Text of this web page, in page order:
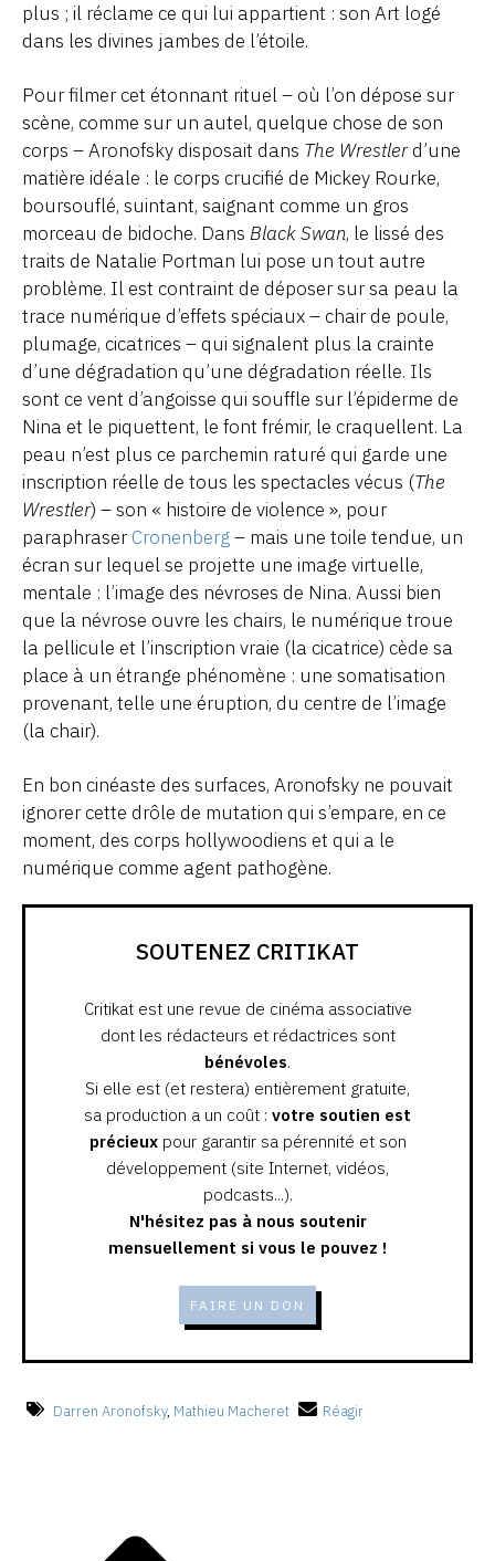
plus ; il réclame ce qui lui appartient : son Art logé
dans les divines jambes de l’étoile.
Pour filmer cet étonnant rituel – où l’on dépose sur
scène, comme sur un autel, quelque chose de son
corps – Aronofsky disposait dans The Wrestlerd’une
matière idéale : le corps crucifié de Mickey Rourke,
boursouflé, suintant, saignant comme un gros
morceau de bidoche. Dans Black Swan, le lissé des
traits de Natalie Portman lui pose un tout autre
problème. Il est contraint de déposer sur sa peau la
trace numérique d’effets spéciaux – chair de poule,
plumage, cicatrices – qui signalent plus la crainte
d’une dégradation qu’une dégradation réelle. Ils
sont ce vent d’angoisse qui souffle sur l’épiderme de
Nina et le piquettent, le font frémir, le craquellent. La
peau n’est plus ce parchemin raturé qui garde une
inscription réelle de tous les spectacles vécus (The
Wrestler) – son « histoire de violence », pour
paraphraserCronenberg– mais une toile tendue, un
écran sur lequel se projette une image virtuelle,
mentale : l’image des névroses de Nina. Aussi bien
que la névrose ouvre les chairs, le numérique troue
la pellicule et l’inscription vraie (la cicatrice) cède sa
place à un étrange phénomène : une somatisation
provenant, telle une éruption, du centre de l’image
(la chair).
En bon cinéaste des surfaces, Aronofsky ne pouvait
ignorer cette drôle de mutation qui s’empare, en ce
moment, des corps hollywoodiens et qui a le
numérique comme agent pathogène.
SOUTENEZ CRITIKAT
Critikat est une revue de cinéma associative
dont les rédacteurs et rédactrices sont
bénévoles.
Si elle est (et restera) entièrement gratuite,
sa production a un coût : votre soutien est
précieuxpour garantir sa pérennité et son
développement (site Internet, vidéos,
podcasts...).
N'hésitez pas à nous soutenir
mensuellement si vous le pouvez !
FAIRE UN DON
Darren Aronofsky, Mathieu Macheret Réagir